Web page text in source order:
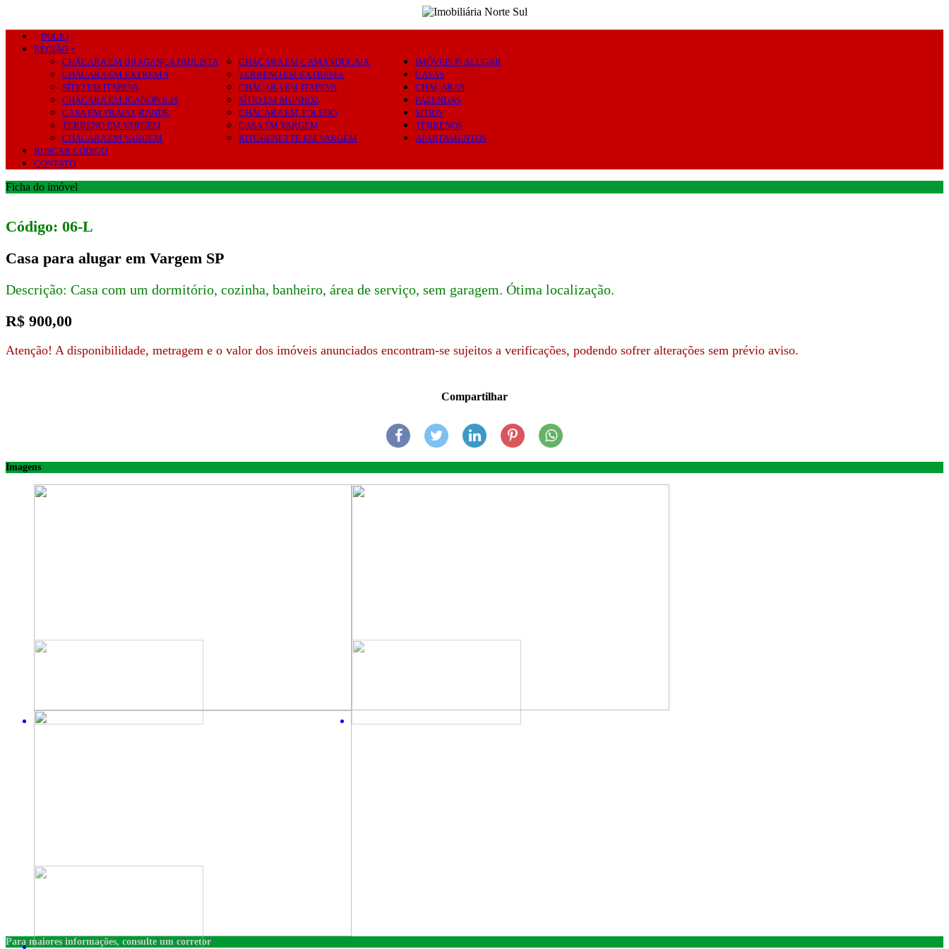
INICIO
REGIÃO +
CHÁCARA EM BRAGANÇA PAULISTA
CHÁCARA EM CAMANDUCAIA
CHÁCARA EM EXTREMA
TERRENO EM EXTREMA
SÍTIO EM ITAPEVA
CHÁCARA EM ITAPEVA
CHÁCARA EM JOANÓPOLIS
SÍTIO EM MUNHOZ
CASA EM PRAIA GRANDE
CHÁCARA EM TOLEDO
TERRENO EM VARGEM
CASA EM VARGEM
CHÁCARA EM VARGEM
KITCHENETTE EM VARGEM
IMÓVEIS P/ ALUGAR
CASAS
CHÁCARAS
FAZENDAS
SÍTIOS
TERRENOS
APARTAMENTOS
BUSCAR CÓDIGO
CONTATO
Ficha do imóvel
Código: 06-L
Casa para alugar em Vargem SP
Descrição: Casa com um dormitório, cozinha, banheiro, área de serviço, sem garagem. Ótima localização.
R$ 900,00
Atenção! A disponibilidade, metragem e o valor dos imóveis anunciados encontram-se sujeitos a verificações, podendo sofrer alterações sem prévio aviso.
Compartilhar
Imagens
Para maiores informações, consulte um corretor